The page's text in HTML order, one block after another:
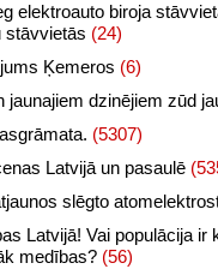
elektroauto biroja
stāvvietās (24)
Ķemeros (6)
jaunajiem dzinējiem zūd
(5307)
Latvijā un pasaulē
slēgto
Latvijā! Vai populācija ir
medības? (56)